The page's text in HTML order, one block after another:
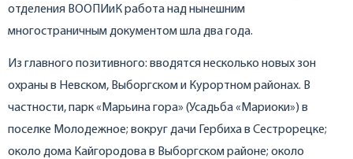
отделения ВООПИиК работа над нынешним
многостраничным документом шла два года.
Из главного позитивного: вводятся несколько новых зон
охраны в Невском, Выборгском и Курортном районах. В
частности, парк «Марьина гора» (Усадьба «Мариоки») в
поселке Молодежное; вокруг дачи Гербиха в Сестрорецке;
около дома Кайгородова в Выборгском районе; около